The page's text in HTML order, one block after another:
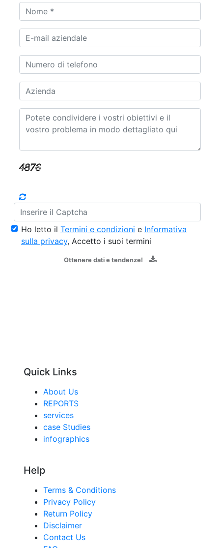
Ho letto il Termini e condizioni e Informativa
sulla privacy, Accetto i suoi termini
Ottenere dati e tendenze!
Quick Links
About Us
REPORTS
services
case Studies
infographics
Help
Terms & Conditions
Privacy Policy
Return Policy
Disclaimer
Contact Us